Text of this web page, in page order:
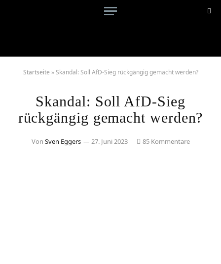
Startseite »Skandal: Soll AfD-Sieg rückgängig gemacht werden?
Skandal: Soll AfD-Sieg
rückgängig gemacht werden?
Von Sven Eggers 27. Juni 2023 85 Kommentare